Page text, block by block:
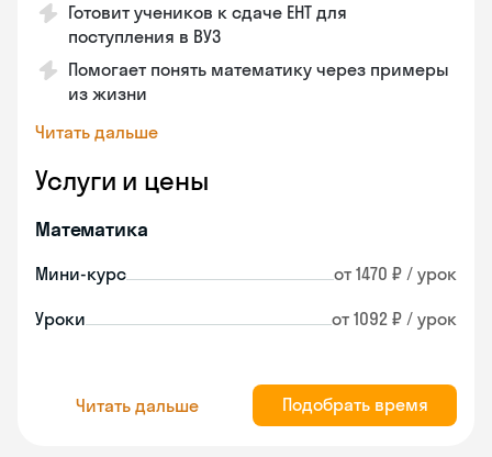
Готовит учеников к сдаче ЕНТ для
поступления в ВУЗ
Помогает понять математику через примеры
из жизни
Читать дальше
Услуги и цены
Математика
Мини-курс от 1470 ₽ / урок
Уроки от 1092 ₽ / урок
Читать дальше Подобрать время